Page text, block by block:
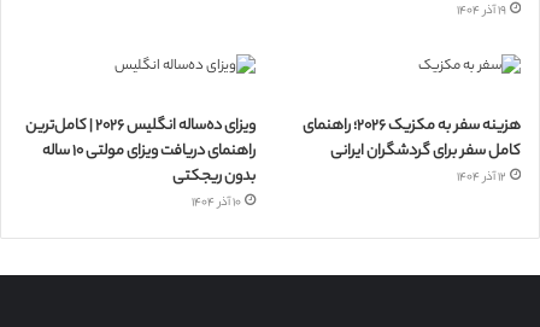
۱۹ آذر ۱۴۰۴
هزینه سفر به مکزیک ۲۰۲۶؛ راهنمای
کامل سفر برای گردشگران ایرانی
۱۲ آذر ۱۴۰۴
ویزای ده‌ساله انگلیس ۲۰۲۶ | کامل‌ترین
راهنمای دریافت ویزای مولتی ۱۰ ساله
بدون ریجکتی
۱۰ آذر ۱۴۰۴